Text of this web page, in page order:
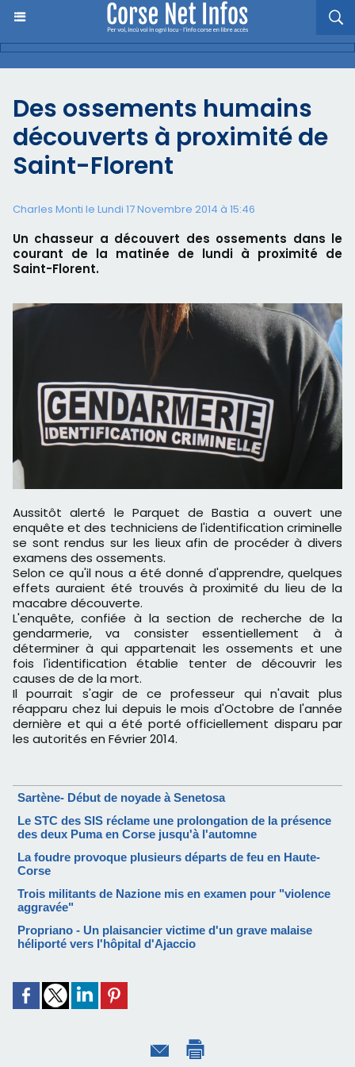
Des ossements humains
découverts à proximité de
Saint-Florent
Charles Monti le Lundi 17 Novembre 2014 à 15:46
Un chasseur a découvert des ossements dans le
courant de la matinée de lundi à proximité de
Saint-Florent.
Aussitôt alerté le Parquet de Bastia a ouvert une
enquête et des techniciens de l'identification criminelle
se sont rendus sur les lieux afin de procéder à divers
examens des ossements.
Selon ce qu'il nous a été donné d'apprendre, quelques
effets auraient été trouvés à proximité du lieu de la
macabre découverte.
L'enquête,confiée à la section de recherche de la
gendarmerie,va consister essentiellement à à
déterminer à qui appartenait les ossements et une
fois l'identification établie tenter de découvrir les
causes de de la mort.
Il pourrait s'agir de ce professeur qui n'avait plus
réapparu chez lui depuis le mois d'Octobre de l'année
dernière et qui a été porté officiellement disparu par
les autorités en Février 2014.
Sartène- Début de noyade à Senetosa
Le STC des SIS réclame une prolongation de la présence
des deux Puma en Corse jusqu'à l'automne
La foudre provoque plusieurs départs de feu en Haute-
Corse
Trois militants de Nazione mis en examen pour "violence
aggravée"
Propriano - Un plaisancier victime d'un grave malaise
héliporté vers l'hôpital d'Ajaccio